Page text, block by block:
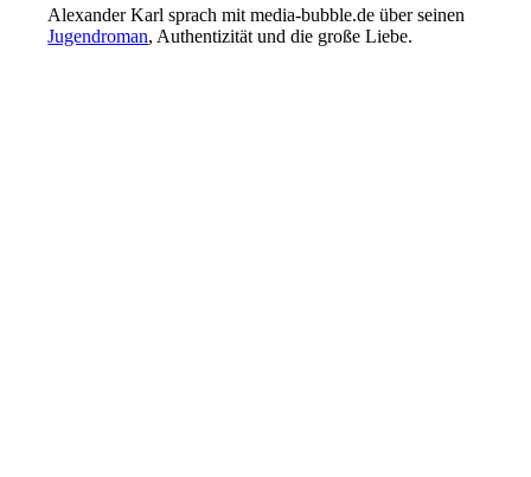
Alexander Karl sprach mit media-bubble.de über seinen
Jugendroman, Authentizität und die große Liebe.